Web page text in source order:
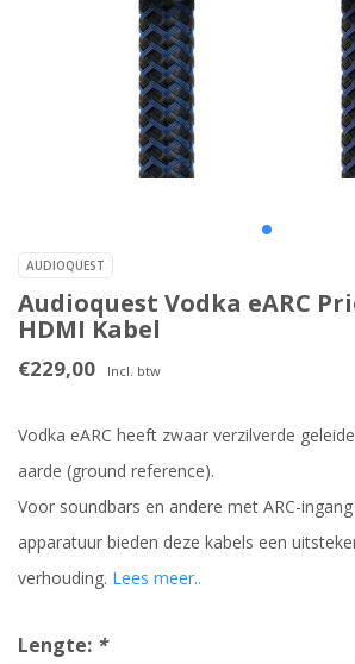
AUDIOQUEST
Audioquest Vodka eARC
HDMI Kabel
€229,00 Incl. btw
Vodka eARC heeft zwaar verzilverde
aarde (ground reference).
Voor soundbars en andere met ARC-
apparatuur bieden deze kabels een
verhouding. Lees meer..
Lengte: *